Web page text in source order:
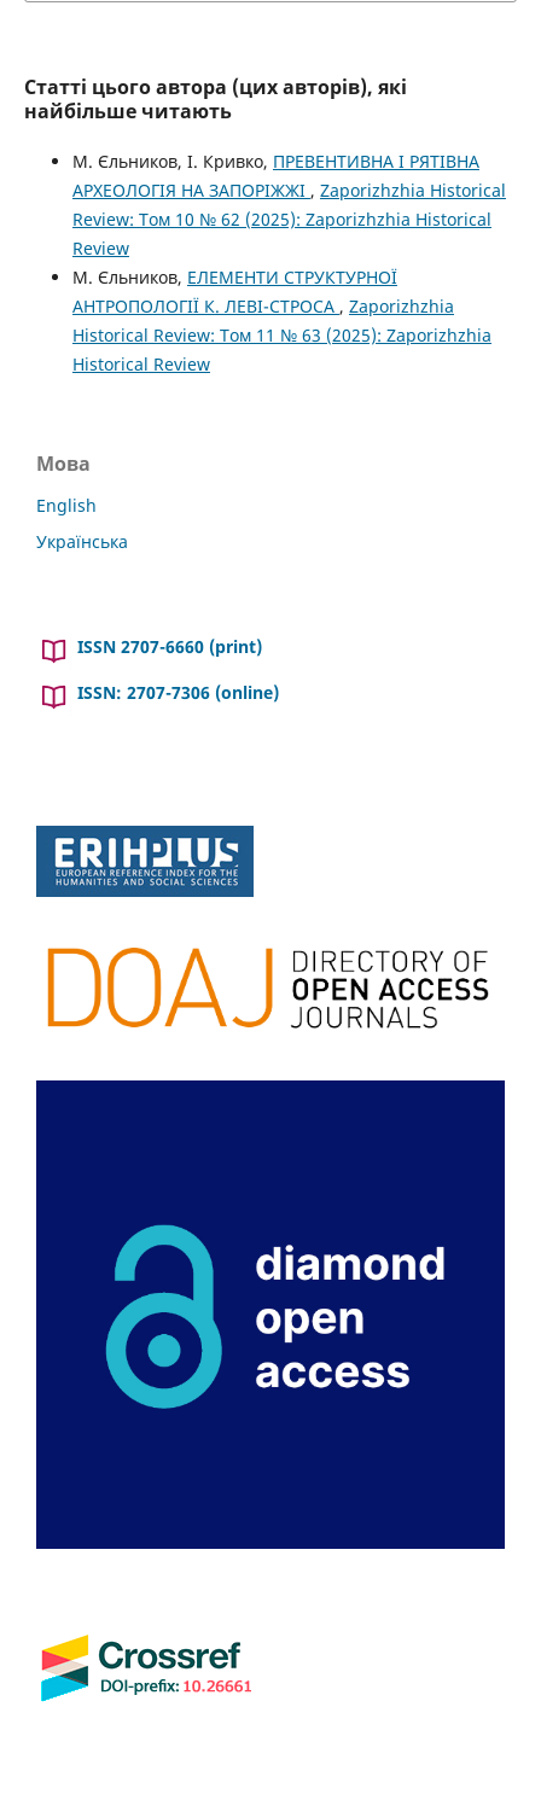
Статті цього автора (цих авторів), які
найбільше читають
М. Єльников, І. Кривко, ПРЕВЕНТИВНА І РЯТІВНА
АРХЕОЛОГІЯ НА ЗАПОРІЖЖІ , Zaporizhzhia Historical
Review: Том 10 № 62 (2025): Zaporizhzhia Historical
Review
М. Єльников, ЕЛЕМЕНТИ СТРУКТУРНОЇ
АНТРОПОЛОГІЇ К. ЛЕВІ-СТРОСА , Zaporizhzhia
Historical Review: Том 11 № 63 (2025): Zaporizhzhia
Historical Review
Мова
English
Українська
ISSN 2707-6660 (print)
ISSN: 2707-7306 (online)